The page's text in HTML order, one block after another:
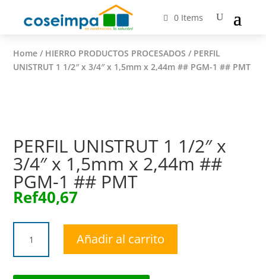
0 Items
Home / HIERRO PRODUCTOS PROCESADOS / PERFIL
UNISTRUT 1 1/2″ x 3/4″ x 1,5mm x 2,44m ## PGM-1 ## PMT
PERFIL UNISTRUT 1 1/2″ x
3/4″ x 1,5mm x 2,44m ##
PGM-1 ## PMT
Ref40,67
UNISTRUT
1
Añadir al carrito